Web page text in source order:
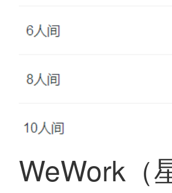
WeWork（